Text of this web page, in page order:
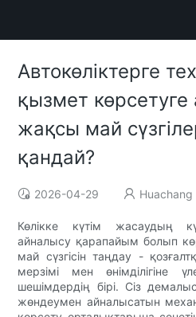
Автокөліктерге
қызмет көрсетуге
жақсы май
қандай?
2026-04-29 Huachang
Көлікке күтім жасаудың
айналысу қарапайым болып
май сүзгісін таңдау -
мерзімі мен өнімділігіне
шешімдердің бірі. Сіз
жөндеумен айналысатын